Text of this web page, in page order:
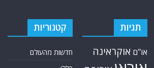
תגיות
או"ם אוקראינה
קטגוריות
חדשות מהעולם